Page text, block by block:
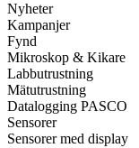
Nyheter
Kampanjer
Fynd
Mikroskop & Kikare
Labbutrustning
Mätutrustning
Datalogging PASCO
Sensorer
Sensorer med display